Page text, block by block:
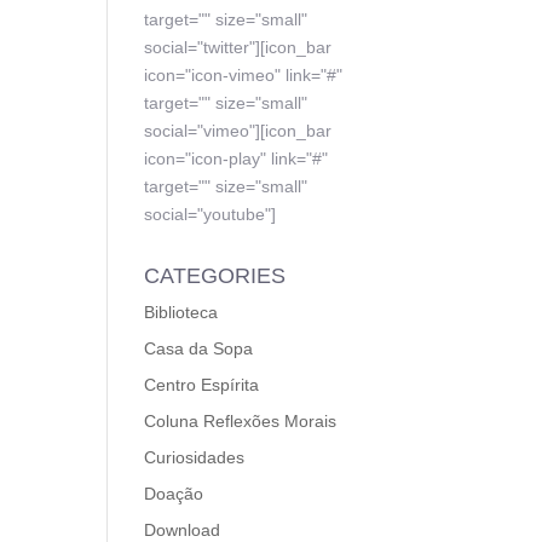
target="" size="small"
social="twitter"][icon_bar
icon="icon-vimeo" link="#"
target="" size="small"
social="vimeo"][icon_bar
icon="icon-play" link="#"
target="" size="small"
social="youtube"]
CATEGORIES
Biblioteca
Casa da Sopa
Centro Espírita
Coluna Reflexões Morais
Curiosidades
Doação
Download